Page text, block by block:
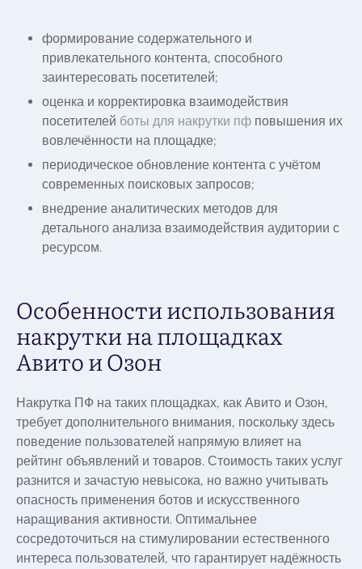
формирование содержательного и
привлекательного контента, способного
заинтересовать посетителей;
оценка и корректировка взаимодействия
посетителей боты для накрутки пф повышения их
вовлечённости на площадке;
периодическое обновление контента с учётом
современных поисковых запросов;
внедрение аналитических методов для
детального анализа взаимодействия аудитории с
ресурсом.
Особенности использования
накрутки на площадках
Авито и Озон
Накрутка ПФ на таких площадках, как Авито и Озон,
требует дополнительного внимания, поскольку здесь
поведение пользователей напрямую влияет на
рейтинг объявлений и товаров. Стоимость таких услуг
разнится и зачастую невысока, но важно учитывать
опасность применения ботов и искусственного
наращивания активности. Оптимальнее
сосредоточиться на стимулировании естественного
интереса пользователей, что гарантирует надёжность